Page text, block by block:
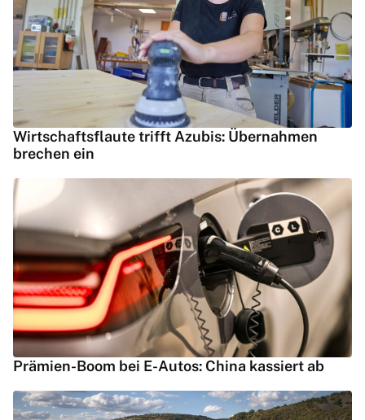
Wirtschaftsflaute trifft Azubis: Übernahmen
brechen ein
Prämien-Boom bei E-Autos: China kassiert ab